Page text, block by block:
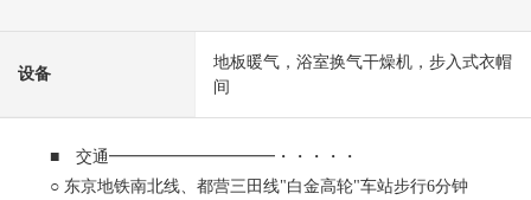
设备
地板暖气，浴室换气干燥机，步入式衣帽
间
■ 交通━━━━━━━━━━・・・・・
○ 东京地铁南北线、都营三田线"白金高轮"车站步行6分钟